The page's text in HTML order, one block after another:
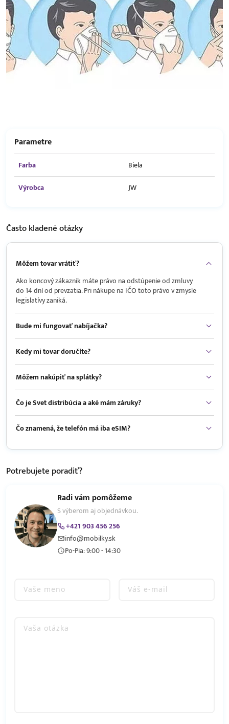
Parametre
Farba
Biela
Výrobca
JW
Často kladenéotázky
Môžem tovar vrátiť?
Ako koncový zákazník máte právo na odstúpenie od zmluvy
do 14 dní od prevzatia. Pri nákupe na IČO toto právo v zmysle
legislatívy zaniká.
Bude mi fungovať nabíjačka?
Kedy mi tovar doručíte?
Môžem nakúpiť na splátky?
Čo je Svet distribúcia a aké mám záruky?
Čo znamená, že telefón má iba eSIM?
Potrebujete poradiť?
Radi vám pomôžeme
S výberom aj objednávkou.
+421 903 456 256
info@mobilky.sk
Po-Pia: 9:00 - 14:30